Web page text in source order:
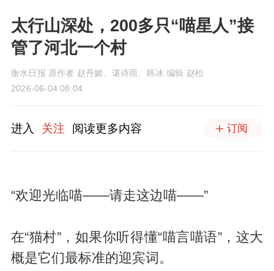
太行山深处，200多只“喵星人”接
管了河北一个村
衡水日报 原作者 赵丹媚、谌诗雨、韩冰 编辑 赵松
2026-06-04 08:04
进入 关注 阅读更多内容 订阅
“欢迎光临喵——请走这边喵——”
在“猫村”，如果你听得懂“喵言喵语”，这大
概是它们最标准的迎宾词。